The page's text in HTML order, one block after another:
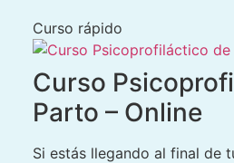
Curso rápido
Curso
Parto – Online
Si estás llegando al final de